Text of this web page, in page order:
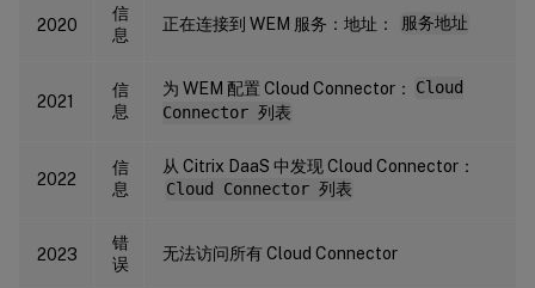
2020
信
息
正在连接到 WEM 服务：地址： 服务地址
2021
信
息
为 WEM 配置 Cloud Connector：
Cloud
Connector 列表
2022
信
息
从 Citrix DaaS 中发现 Cloud Connector：
Cloud Connector 列表
2023
错
误
无法访问所有 Cloud Connector